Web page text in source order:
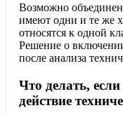
Возможно
имеют одни и те же
относятся к одной
Решение о
после анализа
Что делать,
действие